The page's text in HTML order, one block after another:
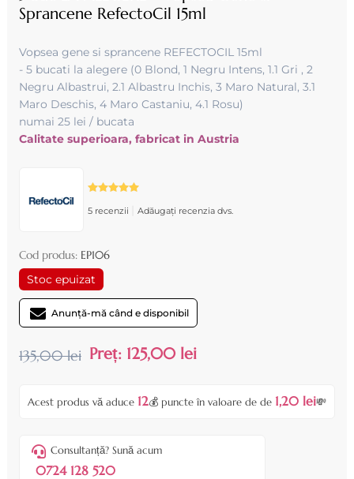
Sprancene RefectoCil 15ml
Vopsea gene si sprancene REFECTOCIL 15ml
- 5 bucati la alegere (0 Blond, 1 Negru Intens, 1.1 Gri , 2
Negru Albastrui, 2.1 Albastru Inchis, 3 Maro Natural, 3.1
Maro Deschis, 4 Maro Castaniu, 4.1 Rosu)
numai 25 lei / bucata
Calitate superioara, fabricat in Austria
5 recenzii Adăugați recenzia dvs.
Cod produs: EP106
Stoc epuizat
Anunță-mă când e disponibil
135,00 lei Preț: 125,00 lei
Acest produs vă aduce 12💰 puncte în valoare de de 1,20 lei💸
Consultanță? Sună acum
0724 128 520